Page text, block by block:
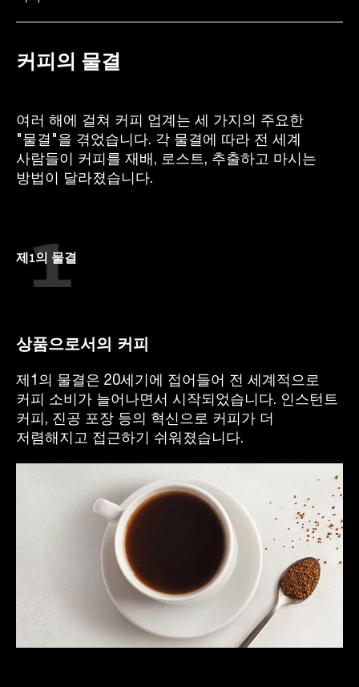
커피의 물결
여러 해에 걸쳐 커피 업계는 세 가지의 주요한
"물결"을 겪었습니다. 각 물결에 따라 전 세계
사람들이 커피를 재배, 로스트, 추출하고 마시는
방법이 달라졌습니다.
제1의 물결
상품으로서의 커피
제1의 물결은 20세기에 접어들어 전 세계적으로
커피 소비가 늘어나면서 시작되었습니다. 인스턴트
커피, 진공 포장 등의 혁신으로 커피가 더
저렴해지고 접근하기 쉬워졌습니다.